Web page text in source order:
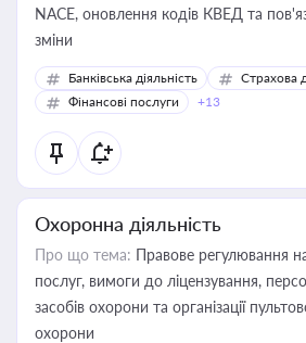
NACE, оновлення кодів КВЕД та
зміни
Банківська діяльність
Страхова
Фінансові послуги
+13
Охоронна діяльність
Про що тема: Правове регулювання
послуг, вимоги до ліцензування,
засобів охорони та організації
охорони